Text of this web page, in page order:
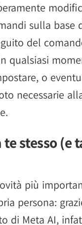
sulla base
del
qualsiasi
o
necessarie
stesso (e
più
persona:
di Meta AI,